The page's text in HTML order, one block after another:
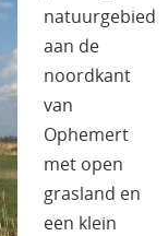
natuurgebied
aan de
noordkant
van
Ophemert
met open
grasland en
een klein